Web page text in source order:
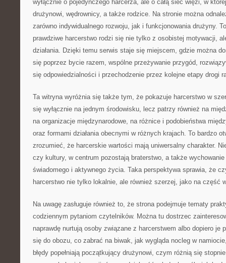
wyłącznie o pojedynczego harcerza, ale o całą sieć więzi, w
drużynowi, wędrownicy, a także rodzice. Na stronie można
zarówno indywidualnego rozwoju, jak i funkcjonowania drużyny.
prawdziwe harcerstwo rodzi się nie tylko z osobistej motywacji,
działania. Dzięki temu serwis staje się miejscem, gdzie można
się poprzez bycie razem, wspólne przeżywanie przygód,
się odpowiedzialności i przechodzenie przez kolejne etapy drogi
Ta witryna wyróżnia się także tym, że pokazuje harcerstwo w
się wyłącznie na jednym środowisku, lecz patrzy również na
na organizacje międzynarodowe, na różnice i podobieństwa
oraz formami działania obecnymi w różnych krajach. To bardzo
zrozumieć, że harcerskie wartości mają uniwersalny charakter.
czy kultury, w centrum pozostają braterstwo, a także
świadomego i aktywnego życia. Taka perspektywa sprawia, że
harcerstwo nie tylko lokalnie, ale również szerzej, jako na część
Na uwagę zasługuje również to, że strona podejmuje tematy
codziennym pytaniom czytelników. Można tu dostrzec
naprawdę nurtują osoby związane z harcerstwem albo dopiero je
się do obozu, co zabrać na biwak, jak wygląda nocleg w
błędy popełniają początkujący drużynowi, czym różnią się